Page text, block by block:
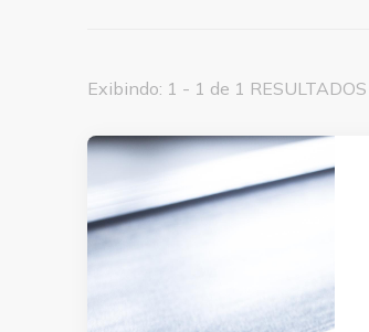
Exibindo: 1 - 1 de 1 RESULTADOS